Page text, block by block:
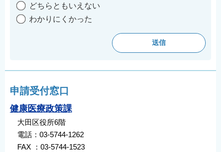
どちらともいえない
わかりにくかった
申請受付窓口
健康医療政策課
大田区役所6階
電話：03-5744-1262
FAX ：03-5744-1523